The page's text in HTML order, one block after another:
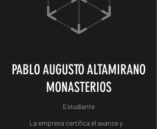
PABLO AUGUSTO ALTAMIRANO
MONASTERIOS
Estudiante
La empresa certifica el avance y